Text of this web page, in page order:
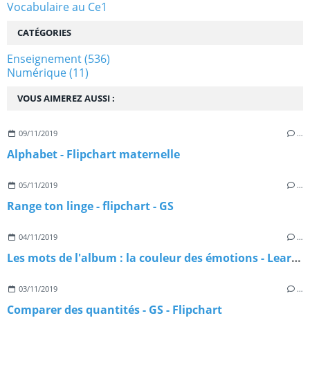
VOUS AIMEREZ AUSSI :
09/11/2019 …
Alphabet - Flipchart maternelle
05/11/2019 …
Range ton linge - flipchart - GS
04/11/2019 …
Les mots de l'album : la couleur des émotions - Learningapps
03/11/2019 …
Comparer des quantités - GS - Flipchart
Vocabulaire au Ce1
CATÉGORIES
Enseignement(536)
Numérique(11)